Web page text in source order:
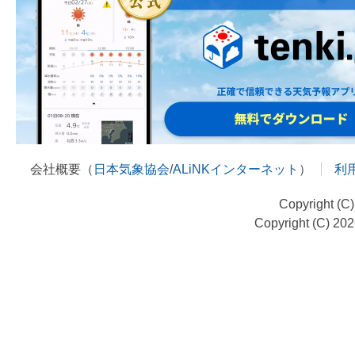
会社概要（ 日本気象協会/ALiNKインターネット ） 利
Copyright
Copyright (C)